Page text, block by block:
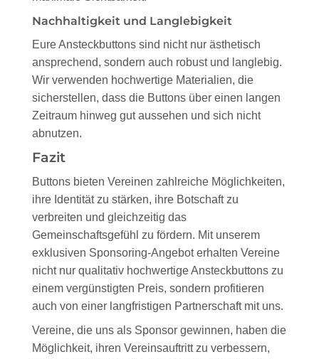
Nachhaltigkeit und Langlebigkeit
Eure Ansteckbuttons sind nicht nur ästhetisch
ansprechend, sondern auch robust und langlebig.
Wir verwenden hochwertige Materialien, die
sicherstellen, dass die Buttons über einen langen
Zeitraum hinweg gut aussehen und sich nicht
abnutzen.
Fazit
Buttons bieten Vereinen zahlreiche Möglichkeiten,
ihre Identität zu stärken, ihre Botschaft zu
verbreiten und gleichzeitig das
Gemeinschaftsgefühl zu fördern. Mit unserem
exklusiven Sponsoring-Angebot erhalten Vereine
nicht nur qualitativ hochwertige Ansteckbuttons zu
einem vergünstigten Preis, sondern profitieren
auch von einer langfristigen Partnerschaft mit uns.
Vereine, die uns als Sponsor gewinnen, haben die
Möglichkeit, ihren Vereinsauftritt zu verbessern,